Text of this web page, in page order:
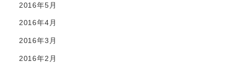
2016年5月
2016年4月
2016年3月
2016年2月